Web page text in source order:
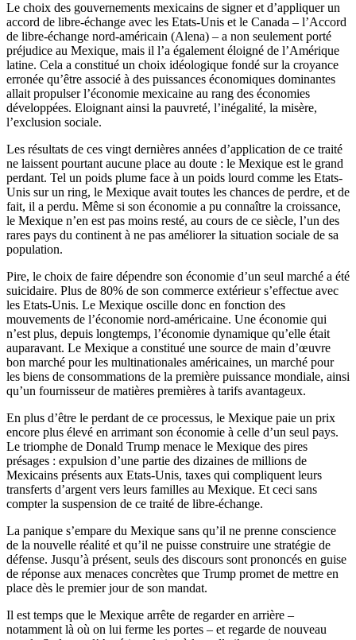
Le choix des gouvernements mexicains de signer et d’appliquer un
accord de libre-échange avec les Etats-Unis et le Canada – l’Accord
de libre-échange nord-américain (Alena) – a non seulement porté
préjudice au Mexique, mais il l’a également éloigné de l’Amérique
latine. Cela a constitué un choix idéologique fondé sur la croyance
erronée qu’être associé à des puissances économiques dominantes
allait propulser l’économie mexicaine au rang des économies
développées. Eloignant ainsi la pauvreté, l’inégalité, la misère,
l’exclusion sociale.
Les résultats de ces vingt dernières années d’application de ce traité
ne laissent pourtant aucune place au doute : le Mexique est le grand
perdant. Tel un poids plume face à un poids lourd comme les Etats-
Unis sur un ring, le Mexique avait toutes les chances de perdre, et de
fait, il a perdu. Même si son économie a pu connaître la croissance,
le Mexique n’en est pas moins resté, au cours de ce siècle, l’un des
rares pays du continent à ne pas améliorer la situation sociale de sa
population.
Pire, le choix de faire dépendre son économie d’un seul marché a été
suicidaire. Plus de 80% de son commerce extérieur s’effectue avec
les Etats-Unis. Le Mexique oscille donc en fonction des
mouvements de l’économie nord-américaine. Une économie qui
n’est plus, depuis longtemps, l’économie dynamique qu’elle était
auparavant. Le Mexique a constitué une source de main d’œuvre
bon marché pour les multinationales américaines, un marché pour
les biens de consommations de la première puissance mondiale, ainsi
qu’un fournisseur de matières premières à tarifs avantageux.
En plus d’être le perdant de ce processus, le Mexique paie un prix
encore plus élevé en arrimant son économie à celle d’un seul pays.
Le triomphe de Donald Trump menace le Mexique des pires
présages : expulsion d’une partie des dizaines de millions de
Mexicains présents aux Etats-Unis, taxes qui compliquent leurs
transferts d’argent vers leurs familles au Mexique. Et ceci sans
compter la suspension de ce traité de libre-échange.
La panique s’empare du Mexique sans qu’il ne prenne conscience
de la nouvelle réalité et qu’il ne puisse construire une stratégie de
défense. Jusqu’à présent, seuls des discours sont prononcés en guise
de réponse aux menaces concrètes que Trump promet de mettre en
place dès le premier jour de son mandat.
Il est temps que le Mexique arrête de regarder en arrière –
notamment là où on lui ferme les portes – et regarde de nouveau